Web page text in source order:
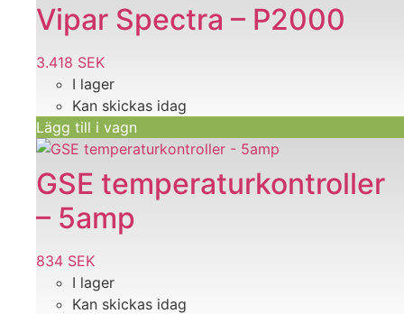
Vipar Spectra – P2000
3.418 SEK
I lager
Kan skickas idag
Lägg till i vagn
GSE temperaturkontroller
– 5amp
834 SEK
I lager
Kan skickas idag